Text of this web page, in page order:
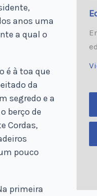
anos uma
a qual o
é à toa que
da
segredo e a
berço de
Cordas,
pouco
primeira